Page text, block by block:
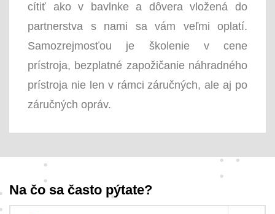
cítiť ako v bavlnke a dôvera vložená do
partnerstva s nami sa vám veľmi oplatí.
Samozrejmosťou je školenie v cene
prístroja, bezplatné zapožičanie náhradného
prístroja nie len v rámci záručných, ale aj po
záručných opráv.
Na čo sa často pýtate?